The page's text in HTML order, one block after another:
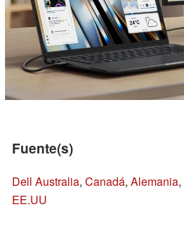
Fuente(s)
Dell Australia, Canadá, Alemania,
EE.UU